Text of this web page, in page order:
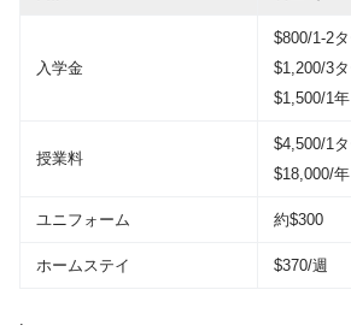
入学金
$800/1-2
$1,200/3
$1,500/1年
授業料
$4,500/1
$18,000/年
ユニフォーム 約$300
ホームステイ $370/週
.